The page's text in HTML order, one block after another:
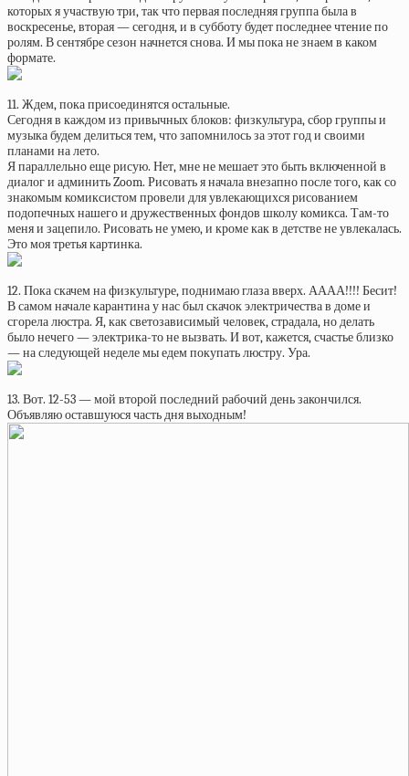
которых я участвую три, так что первая последняя группа была в
воскресенье, вторая — сегодня, и в субботу будет последнее чтение по
ролям. В сентябре сезон начнется снова. И мы пока не знаем в каком
формате.
11. Ждем, пока присоединятся остальные.
Сегодня в каждом из привычных блоков: физкультура, сбор группы и
музыка будем делиться тем, что запомнилось за этот год и своими
планами на лето.
Я параллельно еще рисую. Нет, мне не мешает это быть включенной в
диалог и админить Zoom. Рисовать я начала внезапно после того, как со
знакомым комиксистом провели для увлекающихся рисованием
подопечных нашего и дружественных фондов школу комикса. Там-то
меня и зацепило. Рисовать не умею, и кроме как в детстве не увлекалась.
Это моя третья картинка.
12. Пока скачем на физкультуре, поднимаю глаза вверх. АААА!!!! Бесит!
В самом начале карантина у нас был скачок электричества в доме и
сгорела люстра. Я, как светозависимый человек, страдала, но делать
было нечего — электрика-то не вызвать. И вот, кажется, счастье близко
— на следующей неделе мы едем покупать люстру. Ура.
13. Вот. 12-53 — мой второй последний рабочий день закончился.
Объявляю оставшуюся часть дня выходным!